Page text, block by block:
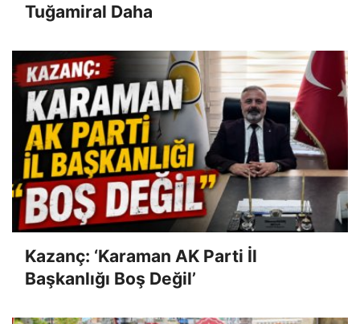
Tuğamiral Daha
Kazanç: ‘Karaman AK Parti İl
Başkanlığı Boş Değil’